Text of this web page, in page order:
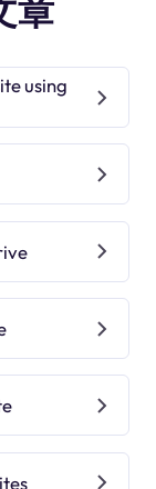
章
using